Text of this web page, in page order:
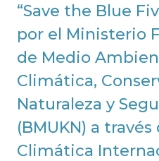
​​“Save the Blue
por el Ministerio
de Medio
Climática,
Naturaleza y
(BMUKN) a
Climática